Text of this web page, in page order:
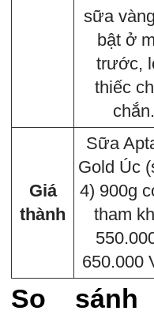
sữa
bật ở
trước,
thiếc
chắn.
Giá
thành
Sữa
Gold Úc
4) 900g
tham
650.000
So sánh